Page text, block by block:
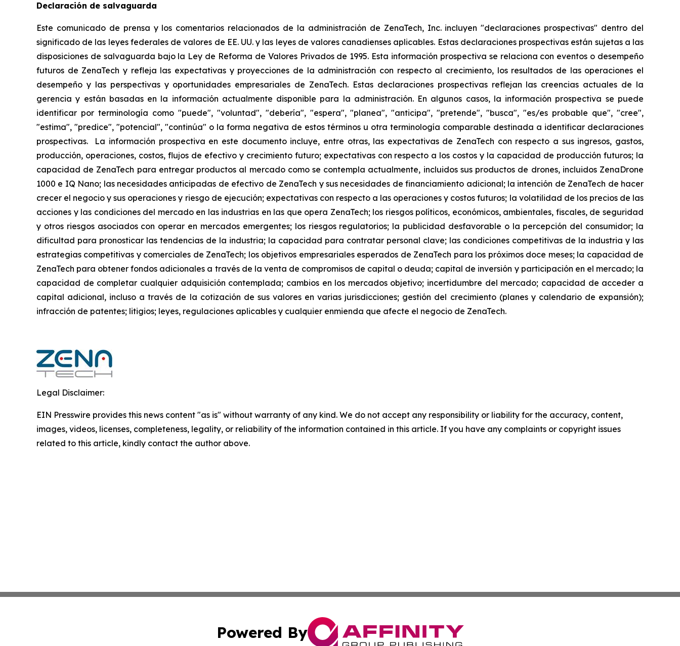
Declaración de salvaguarda
Este comunicado de prensa y los comentarios relacionados de la administración de ZenaTech, Inc. incluyen "declaraciones prospectivas" dentro del
significado de las leyes federales de valores de EE. UU. y las leyes de valores canadienses aplicables. Estas declaraciones prospectivas están sujetas a las
disposiciones de salvaguarda bajo la Ley de Reforma de Valores Privados de 1995. Esta información prospectiva se relaciona con eventos o desempeño
futuros de ZenaTech y refleja las expectativas y proyecciones de la administración con respecto al crecimiento, los resultados de las operaciones el
desempeño y las perspectivas y oportunidades empresariales de ZenaTech. Estas declaraciones prospectivas reflejan las creencias actuales de la
gerencia y están basadas en la información actualmente disponible para la administración. En algunos casos, la información prospectiva se puede
identificar por terminología como "puede", "voluntad", "debería", "espera", "planea", "anticipa", "pretende", "busca", "es/es probable que", "cree",
"estima", "predice", "potencial", "continúa" o la forma negativa de estos términos u otra terminología comparable destinada a identificar declaraciones
prospectivas. La información prospectiva en este documento incluye, entre otras, las expectativas de ZenaTech con respecto a sus ingresos, gastos,
producción, operaciones, costos, flujos de efectivo y crecimiento futuro; expectativas con respecto a los costos y la capacidad de producción futuros; la
capacidad de ZenaTech para entregar productos al mercado como se contempla actualmente, incluidos sus productos de drones, incluidos ZenaDrone
1000 e IQ Nano; las necesidades anticipadas de efectivo de ZenaTech y sus necesidades de financiamiento adicional; la intención de ZenaTech de hacer
crecer el negocio y sus operaciones y riesgo de ejecución; expectativas con respecto a las operaciones y costos futuros; la volatilidad de los precios de las
acciones y las condiciones del mercado en las industrias en las que opera ZenaTech; los riesgos políticos, económicos, ambientales, fiscales, de seguridad
y otros riesgos asociados con operar en mercados emergentes; los riesgos regulatorios; la publicidad desfavorable o la percepción del consumidor; la
dificultad para pronosticar las tendencias de la industria; la capacidad para contratar personal clave; las condiciones competitivas de la industria y las
estrategias competitivas y comerciales de ZenaTech; los objetivos empresariales esperados de ZenaTech para los próximos doce meses; la capacidad de
ZenaTech para obtener fondos adicionales a través de la venta de compromisos de capital o deuda; capital de inversión y participación en el mercado; la
capacidad de completar cualquier adquisición contemplada; cambios en los mercados objetivo; incertidumbre del mercado; capacidad de acceder a
capital adicional, incluso a través de la cotización de sus valores en varias jurisdicciones; gestión del crecimiento (planes y calendario de expansión);
infracción de patentes; litigios; leyes, regulaciones aplicables y cualquier enmienda que afecte el negocio de ZenaTech.
Legal Disclaimer:
EIN Presswire provides this news content "as is" without warranty of any kind. We do not accept any responsibility or liability for the accuracy, content,
images, videos, licenses, completeness, legality, or reliability of the information contained in this article. If you have any complaints or copyright issues
related to this article, kindly contact the author above.
Powered By